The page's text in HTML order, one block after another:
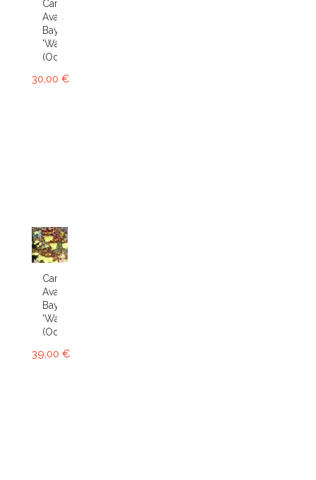
Cambria
Avalon
Bay
'Wasp'
(Odcdm.)
30,00 €
Cambria
Avalon
Bay
'Wasp'
(Odcdm.)
39,00 €